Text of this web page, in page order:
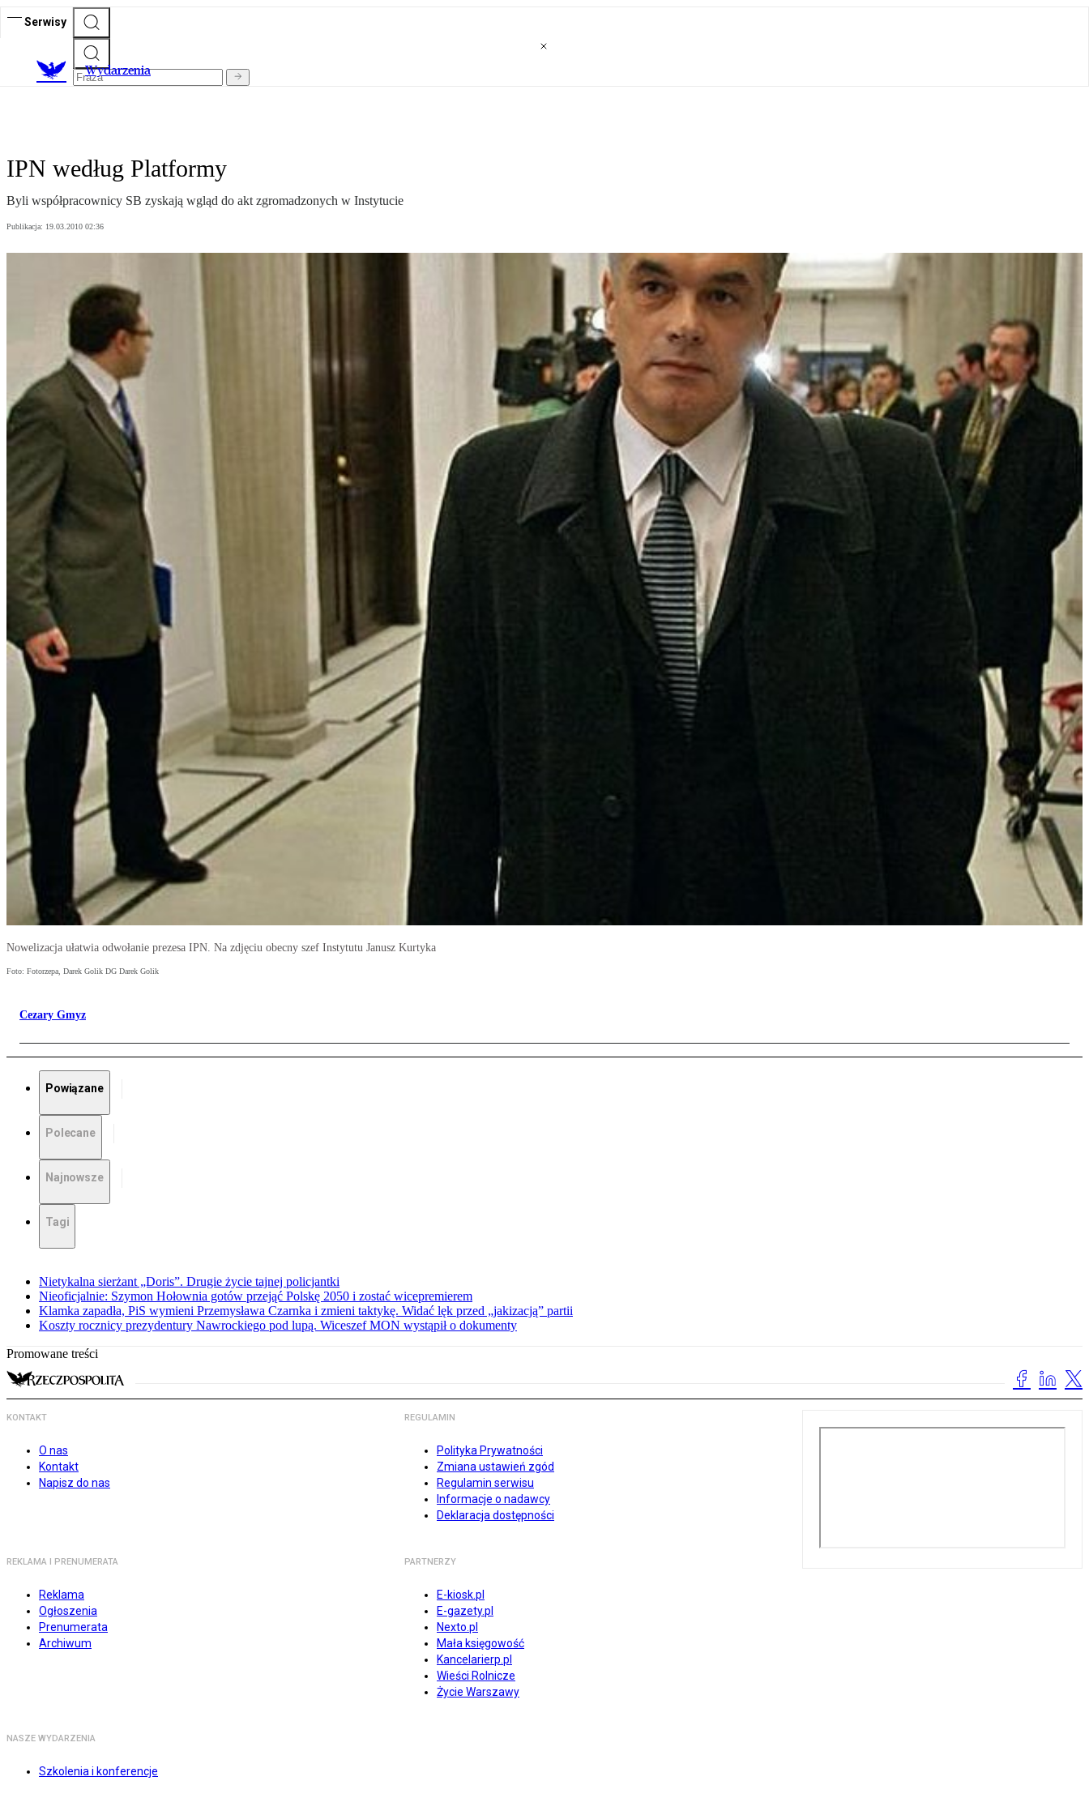
Serwisy
Wydarzenia
IPN według Platformy
Byli współpracownicy SB zyskają wgląd do akt zgromadzonych w Instytucie
Publikacja: 19.03.2010 02:36
Nowelizacja ułatwia odwołanie prezesa IPN. Na zdjęciu obecny szef Instytutu Janusz Kurtyka
Foto: Fotorzepa, Darek Golik DG Darek Golik
Cezary Gmyz
Powiązane
Polecane
Najnowsze
Tagi
Nietykalna sierżant „Doris”. Drugie życie tajnej policjantki
Nieoficjalnie: Szymon Hołownia gotów przejąć Polskę 2050 i zostać wicepremierem
Klamka zapadła, PiS wymieni Przemysława Czarnka i zmieni taktykę. Widać lęk przed „jakizacją” partii
Koszty rocznicy prezydentury Nawrockiego pod lupą. Wiceszef MON wystąpił o dokumenty
Promowane treści
KONTAKT
O nas
Kontakt
Napisz do nas
REGULAMIN
Polityka Prywatności
Zmiana ustawień zgód
Regulamin serwisu
Informacje o nadawcy
Deklaracja dostępności
REKLAMA I PRENUMERATA
Reklama
Ogłoszenia
Prenumerata
Archiwum
PARTNERZY
E-kiosk.pl
E-gazety.pl
Nexto.pl
Mała księgowość
Kancelarierp.pl
Wieści Rolnicze
Życie Warszawy
NASZE WYDARZENIA
Szkolenia i konferencje